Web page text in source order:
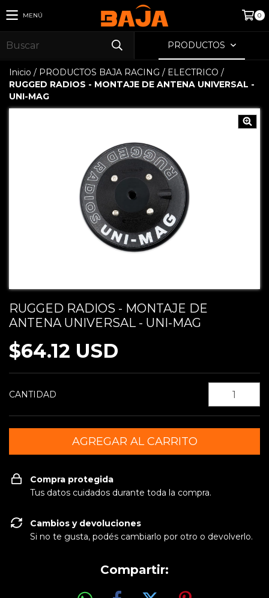
MENÚ 0
PRODUCTOS
Inicio / PRODUCTOS BAJA RACING / ELECTRICO /
RUGGED RADIOS - MONTAJE DE ANTENA UNIVERSAL -
UNI-MAG
RUGGED RADIOS - MONTAJE DE
ANTENA UNIVERSAL - UNI-MAG
$64.12 USD
CANTIDAD
Compra protegida
Tus datos cuidados durante toda la compra.
Cambios y devoluciones
Si no te gusta, podés cambiarlo por otro o devolverlo.
Compartir: